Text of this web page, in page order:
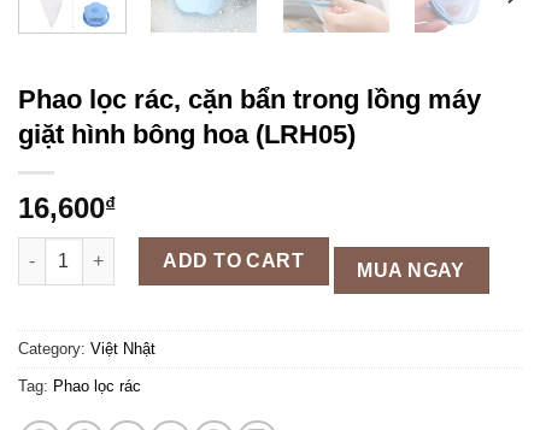
Phao lọc rác, cặn bẩn trong lồng máy
giặt hình bông hoa (LRH05)
16,600₫
Phao lọc rác, cặn bẩn trong lồng máy giặt hình bông hoa
ADD TO CART MUA NGAY
Category: Việt Nhật
Tag: Phao lọc rác